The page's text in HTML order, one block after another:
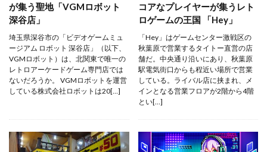
が集う聖地「VGMロボット
深谷店」
埼玉県深谷市の「ビデオゲームミュ
ージアム ロボット 深谷店」（以下、
VGMロボット）は、北関東で唯一の
レトロアーケードゲーム専門店では
ないだろうか。 VGMロボットを運営
している株式会社ロボットは20[…]
コアなプレイヤーが集うレト
ロゲームの王国 「Hey」
「Hey」はゲームセンター激戦区の
秋葉原で営業するタイトー直営の店
舗だ。中央通り沿いにあり、秋葉原
駅電気街口からも程近い場所で営業
している。ライバル店に挟まれ、メ
インとなる営業フロアが2階から4階
とい[…]